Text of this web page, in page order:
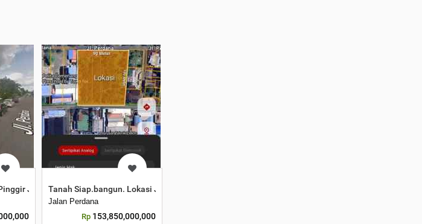
Jalan Perdana Samping Konsulat Malaysia
Tanah Siap.bangun. Lokasi Jln.Perdana. Ukuran 90x100. Harga 17 jt
Jalan Perdana
Rp 153,850,000,000